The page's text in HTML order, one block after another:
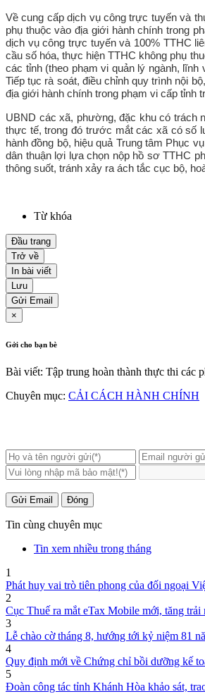
Về cung cấp dịch vụ công trực tuyến và
phụ thuộc vào địa giới hành chính trong
dịch vụ công trực tuyến và 100% TTHC
cầu số hóa, thực hiện TTHC không phụ
các tỉnh (theo phạm vi quản lý ngành,
Tiếp tục rà soát, điều chỉnh quy trình nội
địa giới hành chính trong phạm vi cấp tỉnh
UBND các xã, phường, đặc khu có trách
thực tế, trong đó trước mắt các xã có số
hành đồng bộ, hiệu quả Trung tâm Phục
dân thuận lợi lựa chọn nộp hồ sơ TTHC
thông suốt, tránh xảy ra ách tắc cục bộ,
Từ khóa
Đầu trang
Trở về
In bài viết
Lưu
Gửi Email
×
Gởi cho bạn bè
Bài viết: Tập trung hoàn thành thực thi các
Chuyên mục: CẢI CÁCH HÀNH CHÍNH
Gửi Email Đóng
Tin cùng chuyên mục
Tin xem nhiều trong tháng
1
Phát huy vai trò tiên phong của đối ngoại
2
Cục Thuế ra mắt eTax Mobile mới, tăng
3
Lễ chào cờ tháng 8, hướng tới kỷ niệm 81
4
Quy định mới về Chứng chỉ bồi dưỡng kế
5
Đoàn công tác tỉnh Khánh Hòa khảo sát,